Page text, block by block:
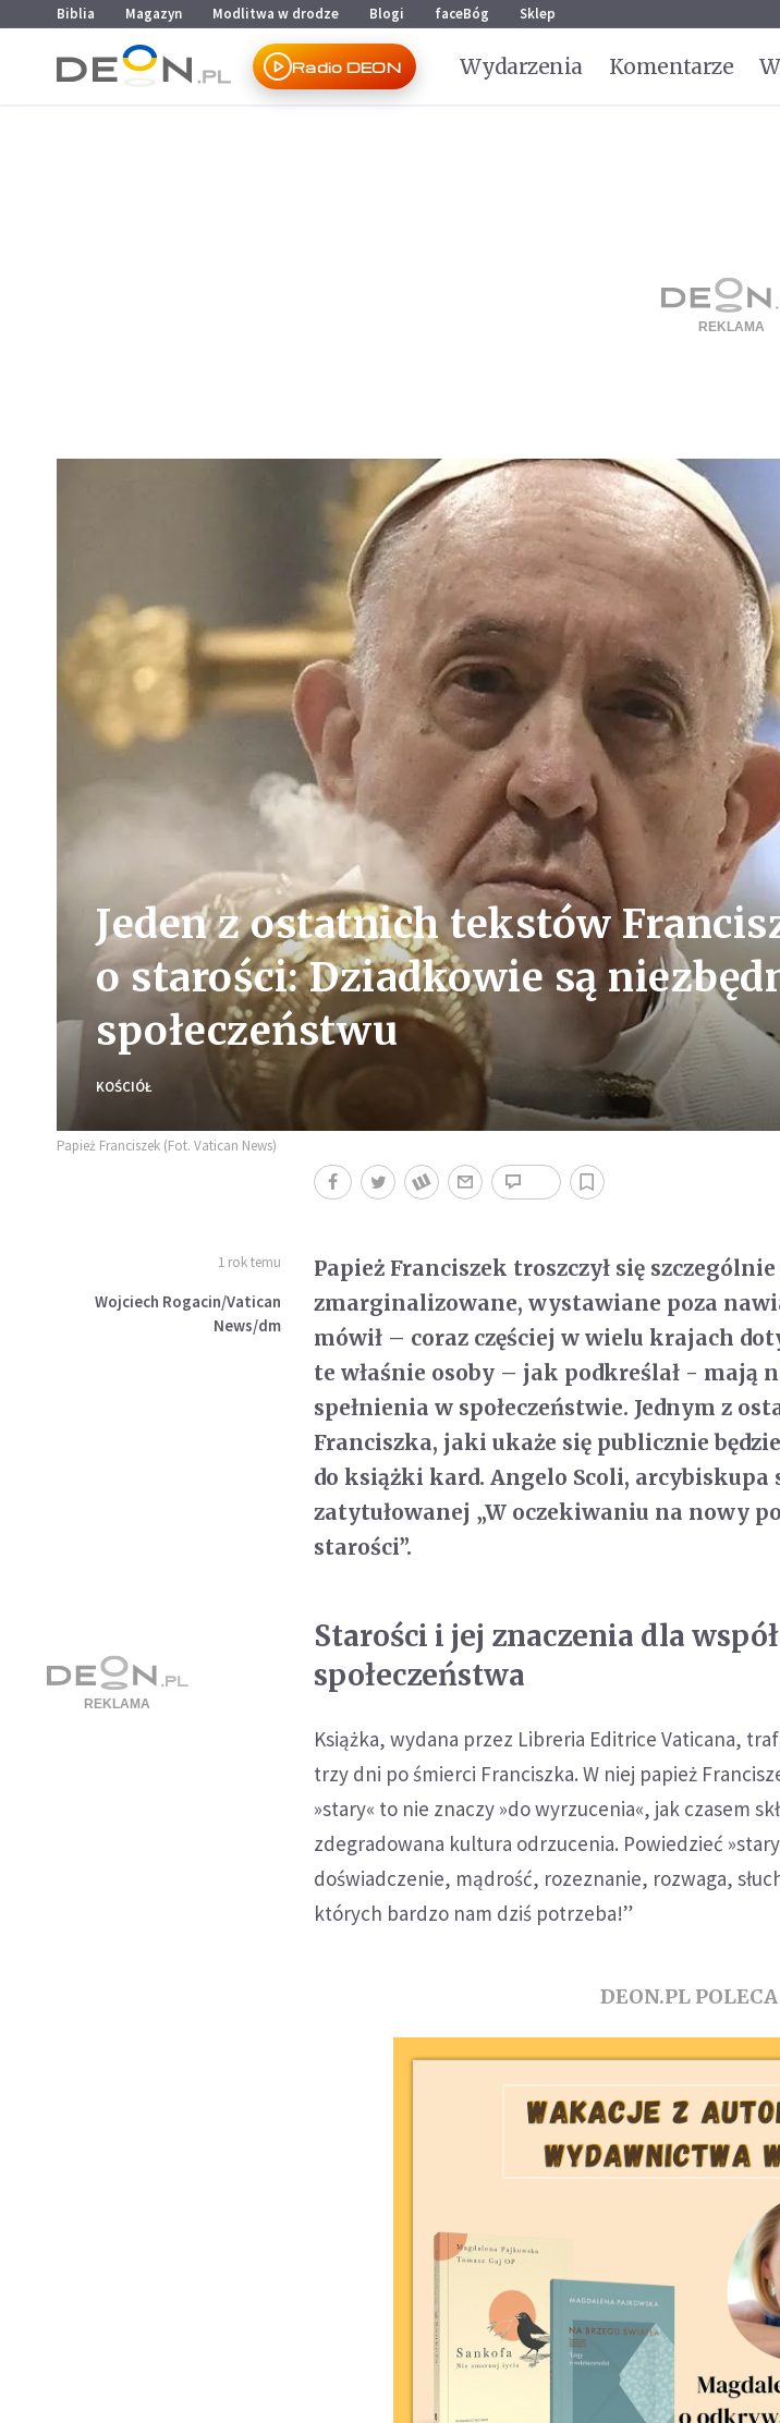
Przejdź do menu głównego
Przejdź do treści
Biblia Magazyn Modlitwa w drodze Blogi faceBóg Sklep
Radio DEON Wydarzenia Komentarze
Jeden z ostatnich tekstów
o starości: Dziadkowie są
społeczeństwu
KOŚCIÓŁ
Papież Franciszek (Fot. Vatican News)
1 rok temu
Wojciech Rogacin/Vatican
News/dm
Papież Franciszek troszczył się
zmarginalizowane, wystawiane poza
mówił – coraz częściej w wielu krajach
te właśnie osoby – jak podkreślał - mają
spełnienia w społeczeństwie. Jednym z
Franciszka, jaki ukaże się publicznie
do książki kard. Angelo Scoli, arcybiskupa
zatytułowanej „W oczekiwaniu na nowy
starości”.
Starości i jej znaczenia dla
społeczeństwa
Książka, wydana przez Libreria Editrice Vaticana,
trzy dni po śmierci Franciszka. W niej papież
»stary« to nie znaczy »do wyrzucenia«, jak czasem
zdegradowana kultura odrzucenia. Powiedzieć
doświadczenie, mądrość, rozeznanie, rozwaga,
których bardzo nam dziś potrzeba!”
DEON.PL POLECA